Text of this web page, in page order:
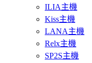
ILIA主機
Kiss主機
LANA主機
Relx主機
SP2S主機